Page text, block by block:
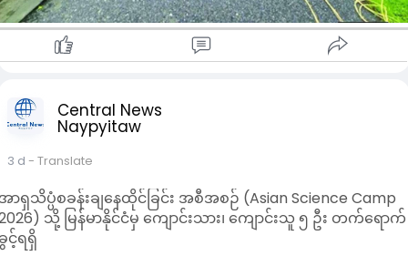
Central News
Naypyitaw
3 d - Translate
ာရှသိပ္ပံစခန်းချနေထိုင်ခြင်း အစီအစဉ် (Asian Science Camp
သို့ မြန်မာနိုင်ငံမှ ကျောင်းသား၊ ကျောင်းသူ ၅ ဦး တက်ရောက်
င့်ရရှိ